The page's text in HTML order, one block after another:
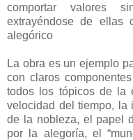
comportar valores
extrayéndose de ellas
alegórico
La obra es un ejemplo
con claros
todos los tópicos de la
velocidad del tiempo, la
de la nobleza, el papel
por la alegoría, el